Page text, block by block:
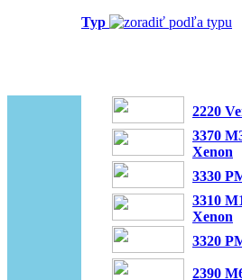
Typ
2220
3370
Xenon
3330
3310
Xenon
3320
2390